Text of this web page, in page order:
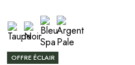
OFFRE ÉCLAIR